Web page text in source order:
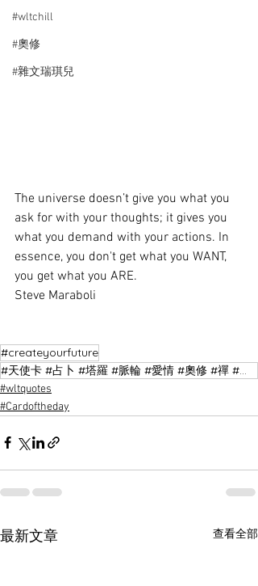
#wltchill
#奧修
#雜文瑞琪兒
The universe doesn’t give you what you
ask for with your thoughts; it gives you
what you demand with your actions. In
essence, you don't get what you WANT,
you get what you ARE.
Steve Maraboli
#createyourfuture
#天使卡 #占卜 #塔羅 #脈輪 #愛情 #奧修 #禪 #代購 #香港 #風水 #命理 #星座 #語錄 #利時 #利時443 #天然水晶 #真天然水晶 #八字 #riderwaite #tarot #
#wltquotes
#Cardoftheday
最新文章 查看全部